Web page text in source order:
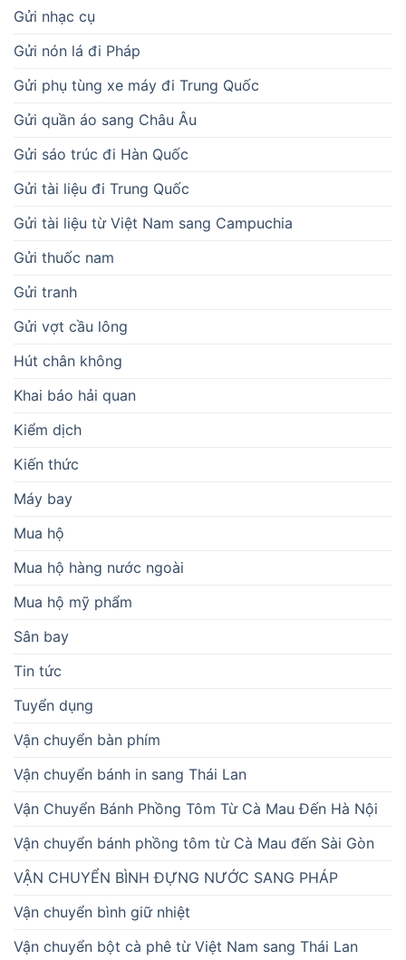
Gửi nhạc cụ
Gửi nón lá đi Pháp
Gửi phụ tùng xe máy đi Trung Quốc
Gửi quần áo sang Châu Âu
Gửi sáo trúc đi Hàn Quốc
Gửi tài liệu đi Trung Quốc
Gửi tài liệu từ Việt Nam sang Campuchia
Gửi thuốc nam
Gửi tranh
Gửi vợt cầu lông
Hút chân không
Khai báo hải quan
Kiểm dịch
Kiến thức
Máy bay
Mua hộ
Mua hộ hàng nước ngoài
Mua hộ mỹ phẩm
Sân bay
Tin tức
Tuyển dụng
Vận chuyển bàn phím
Vận chuyển bánh in sang Thái Lan
Vận Chuyển Bánh Phồng Tôm Từ Cà Mau Đến Hà Nội
Vận chuyển bánh phồng tôm từ Cà Mau đến Sài Gòn
VẬN CHUYỂN BÌNH ĐỰNG NƯỚC SANG PHÁP
Vận chuyển bình giữ nhiệt
Vận chuyển bột cà phê từ Việt Nam sang Thái Lan